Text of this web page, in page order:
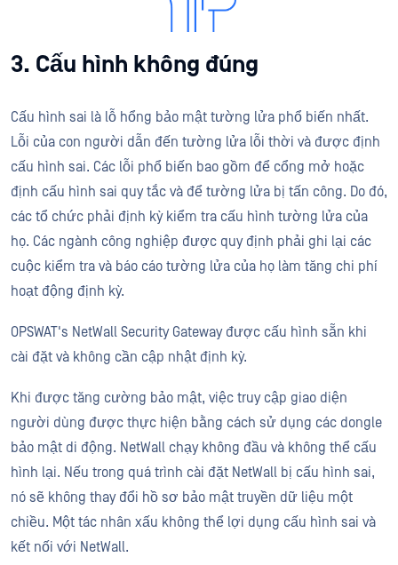
3. Cấu hình không đúng
Cấu hình sai là lỗ hổng bảo mật tường lửa phổ biến nhất.
Lỗi của con người dẫn đến tường lửa lỗi thời và được định
cấu hình sai. Các lỗi phổ biến bao gồm để cổng mở hoặc
định cấu hình sai quy tắc và để tường lửa bị tấn công. Do đó,
các tổ chức phải định kỳ kiểm tra cấu hình tường lửa của
họ. Các ngành công nghiệp được quy định phải ghi lại các
cuộc kiểm tra và báo cáo tường lửa của họ làm tăng chi phí
hoạt động định kỳ.
OPSWAT's NetWall Security Gateway được cấu hình sẵn khi
cài đặt và không cần cập nhật định kỳ.
Khi được tăng cường bảo mật, việc truy cập giao diện
người dùng được thực hiện bằng cách sử dụng các dongle
bảo mật di động. NetWall chạy không đầu và không thể cấu
hình lại. Nếu trong quá trình cài đặt NetWall bị cấu hình sai,
nó sẽ không thay đổi hồ sơ bảo mật truyền dữ liệu một
chiều. Một tác nhân xấu không thể lợi dụng cấu hình sai và
kết nối với NetWall.